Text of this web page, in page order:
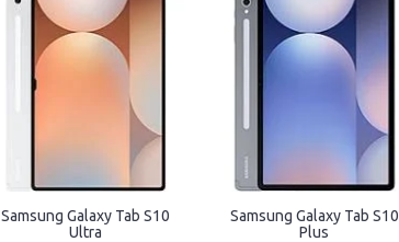
Samsung Galaxy Tab S10
Ultra
Samsung Galaxy Tab S10
Plus